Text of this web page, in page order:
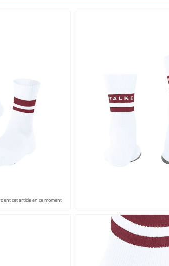
cet article en ce moment